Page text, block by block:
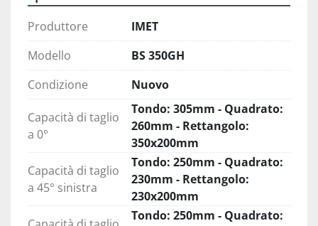
L'arco è in acciaio a sezione tubolare chiuso con
pulegge di 300mm e carter coprilama
incernierato con pistone di supporto per rapida
e facile sostituzione della lama. La macchina
finisce il taglio a lama inclinata rispetto al piano
di lavoro, riducendo la stress sulla lama e
aumentando le prestazioni.
Pulizia della lama
Per mantenere la lama sempre alla massima
Produttore
IMET
Modello
BS 350GH
Condizione
Nuovo
Capacità di taglio
a 0°
Tondo: 305mm - Quadrato:
260mm - Rettangolo:
350x200mm
Capacità di taglio
a 45° sinistra
Tondo: 250mm - Quadrato:
230mm - Rettangolo:
230x200mm
Tondo: 250mm - Quadrato: